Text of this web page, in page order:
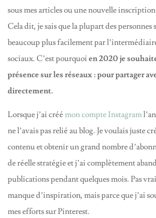
sous mes articles ou une nouvelle
Cela dit, je sais que la plupart des personnes
beaucoup plus facilement par
sociaux. C’est pourquoi en 2020 je
présence sur les réseaux : pour partager
directement.
Lorsque j’ai créé mon compte Instagram
ne l’avais pas relié au blog. Je voulais juste
contenu et obtenir un grand nombre
de réelle stratégie et j’ai complètement
publications pendant quelques mois. Pas
manque d’inspiration, mais parce que j’ai
mes efforts sur Pinterest.